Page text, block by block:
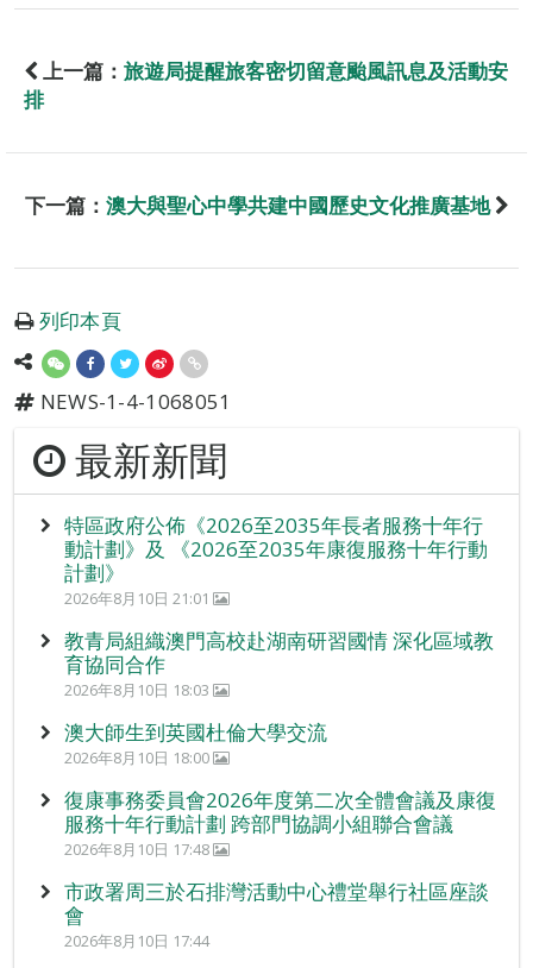
上一篇： 旅遊局提醒旅客密切留意颱風訊息及活動安
排
下一篇： 澳大與聖心中學共建中國歷史文化推廣基地
列印本頁
NEWS-1-4-1068051
最新新聞
特區政府公佈《2026至2035年長者服務十年行
動計劃》及 《2026至2035年康復服務十年行動
計劃》
2026年8月10日 21:01
教青局組織澳門高校赴湖南研習國情 深化區域教
育協同合作
2026年8月10日 18:03
澳大師生到英國杜倫大學交流
2026年8月10日 18:00
復康事務委員會2026年度第二次全體會議及康復
服務十年行動計劃 跨部門協調小組聯合會議
2026年8月10日 17:48
市政署周三於石排灣活動中心禮堂舉行社區座談
會
2026年8月10日 17:44